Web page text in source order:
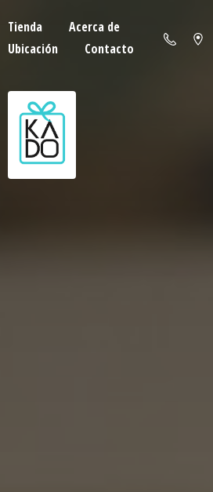
Tienda
Acerca de
Ubicación
Contacto